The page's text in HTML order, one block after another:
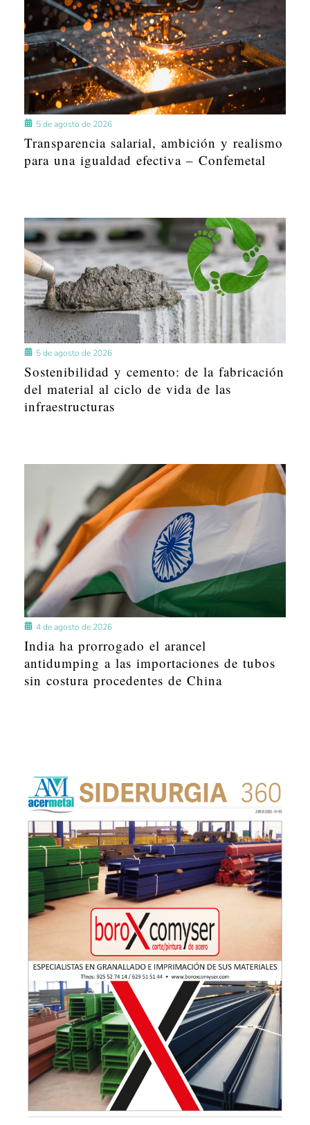
5 de agosto de 2026
Transparencia salarial, ambición y realismo
para una igualdad efectiva – Confemetal
5 de agosto de 2026
Sostenibilidad y cemento: de la fabricación
del material al ciclo de vida de las
infraestructuras
4 de agosto de 2026
India ha prorrogado el arancel
antidumping a las importaciones de tubos
sin costura procedentes de China